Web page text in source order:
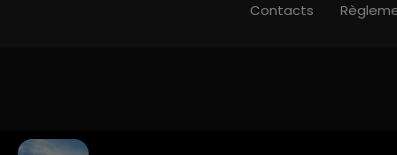
Contacts